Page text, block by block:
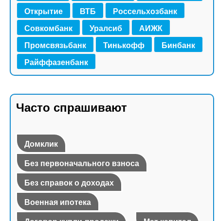
Открытие ВТБ Россельхозбанк
Совкомбанк Уралсиб АИЖК
Промсвязьбанк Тинькофф Бинбанк
Райффазенбанк
Часто спрашивают
Домклик
Без первоначального взноса
Без справок о доходах
Военная ипотека